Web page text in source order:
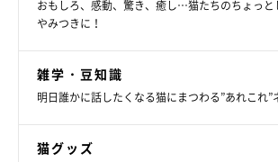
おもしろ、感動、驚き、癒し…猫たちのちょっと
やみつきに！
雑学・豆知識
明日誰かに話したくなる猫にまつわる”あれこれ”
猫グッズ